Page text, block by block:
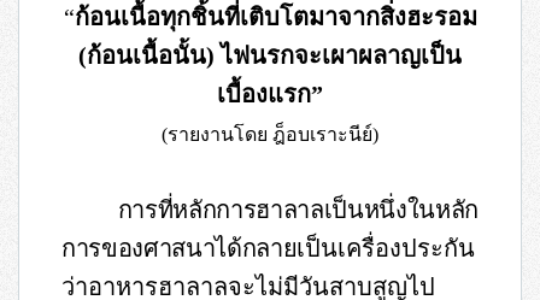
“ก้อนเนื้อทุกชิ้นที่เติบโตมาจากสิ่งฮะรอม
(ก้อนเนื้อนั้น)ไฟนรกจะเผาผลาญเป็น
เบื้องแรก”
(รายงานโดย ฎ็อบเราะนีย์)
การที่หลักการฮาลาลเป็นหนึ่งในหลัก
การของศาสนาได้กลายเป็นเครื่องประกัน
ว่าอาหารฮาลาลจะไม่มีวันสาบสูญไป